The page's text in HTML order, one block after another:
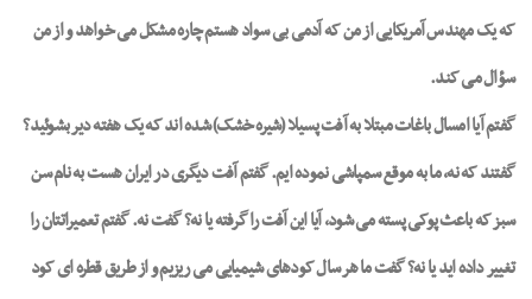
که یک مهندس آمریکایی از من که آدمی بی سواد هستم چاره مشکل می خواهد و از من
سؤال می کند.
گفتم آیا امسال باغات مبتلا به آفت پسیلا (شیره خشک) شده اند که یک هفته دیر بشوئید؟
گفتند که نه، ما به موقع سمپاشی نموده ایم. گفتم آفت دیگری در ایران هست به نام سن
سبز که باعث پوکی پسته می شود، آیا این آفت را گرفته یا نه؟ گفت نه. گفتم تعمیراتتان را
تغییر داده اید یا نه؟ گفت ما هر سال کودهای شیمیایی می ریزیم و از طریق قطره ای کود